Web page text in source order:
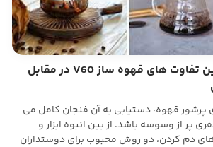
مهمترین تفاوت های قهوه ساز V60 در مقابل
پرشور قهوه، دستیابی به آن فنجان کامل می
پر از وسوسه باشد. از بین انبوه ابزار و
دم کردن، دو روش محبوب برای دوستداران